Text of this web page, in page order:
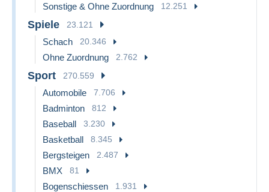
Sonstige & Ohne Zuordnung 12.251
Spiele 23.121
Schach 20.346
Ohne Zuordnung 2.762
Sport 270.559
Automobile 7.706
Badminton 812
Baseball 3.230
Basketball 8.345
Bergsteigen 2.487
BMX 81
Bogenschiessen 1.931